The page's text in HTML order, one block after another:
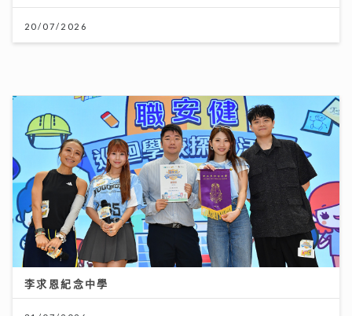
20/07/2026
李求恩紀念中學
31/07/2026